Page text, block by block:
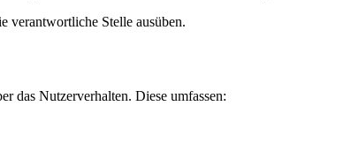
verantwortliche Stelle ausüben.
das Nutzerverhalten. Diese umfassen: